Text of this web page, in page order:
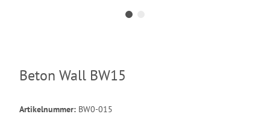
Beton Wall BW15
Artikelnummer: BW0-015